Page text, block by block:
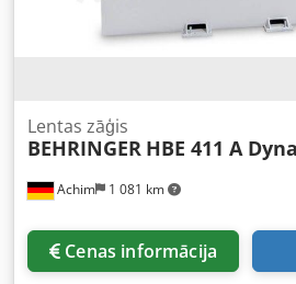
Achim 1 081 km
Lentas zāģis
BEHRINGER HBE 411 A
Cenas informācija